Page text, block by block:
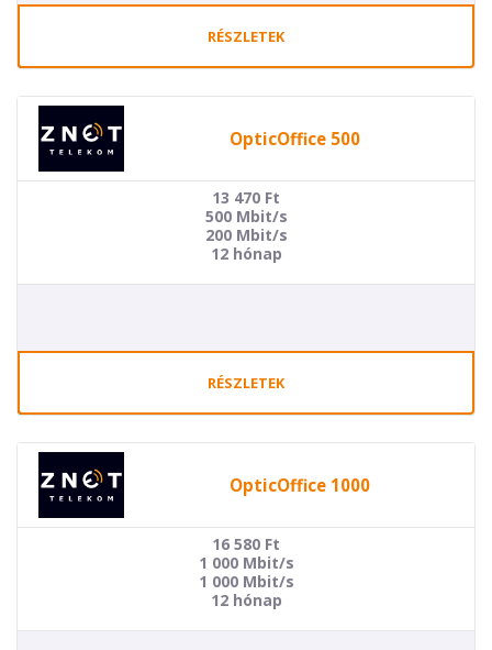
RÉSZLETEK
OpticOffice 500
13 470 Ft
500 Mbit/s
200 Mbit/s
12 hónap
RÉSZLETEK
OpticOffice 1000
16 580 Ft
1 000 Mbit/s
1 000 Mbit/s
12 hónap